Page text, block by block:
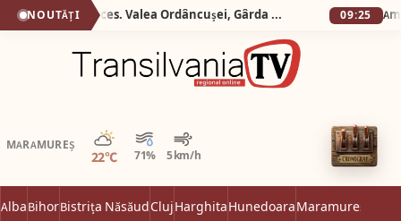
NOUTĂȚI Silva logistic Services. Valea Ordâncușei, Gârda de Sus, Poarta lui Ionele, Corobana lui Gârda, Peșteră Scărișoara. 09:25
MARAMUREȘ
22°C 71% 5 km/h
Parțial noros
AlbaBihorBistrița NăsăudClujHarghitaHunedoaraMaramureș